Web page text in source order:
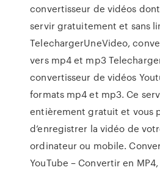
convertisseur de vidéos
servir gratuitement et sans
TelechargerUneVideo,
vers mp4 et mp3
convertisseur de vidéos
formats mp4 et mp3. Ce
entièrement gratuit et vous
d’enregistrer la vidéo de
ordinateur ou mobile.
YouTube – Convertir en MP4,